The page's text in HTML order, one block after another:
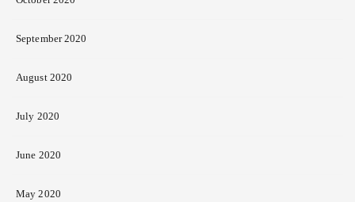
September 2020
August 2020
July 2020
June 2020
May 2020